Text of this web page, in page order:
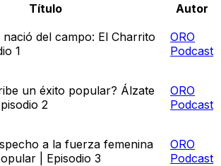
Título
Autor
nació del campo: El Charrito
1
ORO
Podcast
un éxito popular? Álzate
2
ORO
Podcast
a la fuerza femenina
| Episodio 3
ORO
Podcast